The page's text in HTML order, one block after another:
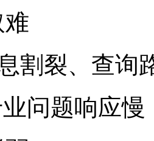
割裂、查
问题响应慢